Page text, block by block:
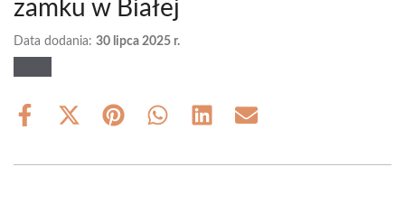
zamku w Białej
Data dodania: 30 lipca 2025 r.
Share
Share
(Twitter)
Share Share Share Share